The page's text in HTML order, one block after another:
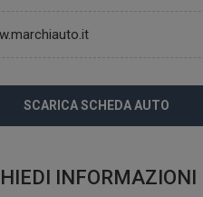
SCARICA SCHEDA AUTO
INFORMAZIONI